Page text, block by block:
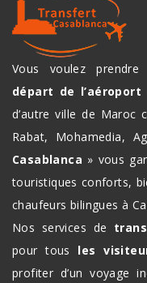
Vous voulez prendre
départ de l’aéroport
d’autre ville de Maroc
Rabat, Mohamedia,
Casablanca » vous
touristiques conforts,
chaufeurs bilingues à
Nos services de
pour tous les
profiter d’un voyage